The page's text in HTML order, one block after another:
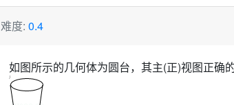
难度: 0.4
如图所示的几何体为圆台，其主(正)视图正